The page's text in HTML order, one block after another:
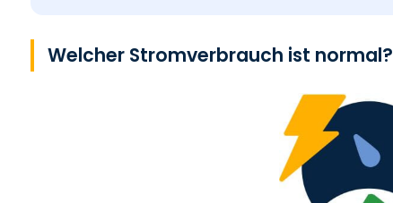
Welcher Stromverbrauch ist normal?